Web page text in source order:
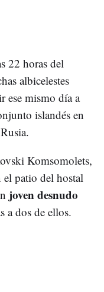
22 horas del
albicelestes
ese mismo día a
islandés en
Komsomolets,
el patio del hostal
joven desnudo
a dos de ellos.